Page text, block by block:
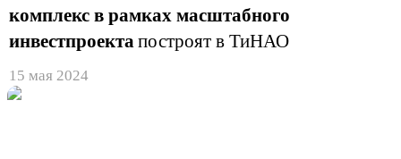
комплекс в рамках масштабного
инвестпроекта построят в ТиНАО
15 мая 2024